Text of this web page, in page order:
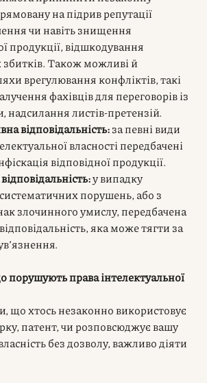
на підрив репутації
чи навіть знищення
продукції, відшкодування
збитків. Також можливі й
врегулювання конфліктів, такі
фахівців для переговорів із
листів-претензій.
відповідальність:за певні види
власності передбачені
відповідної продукції.
у випадку
порушень, або з
злочинного умислу, передбачена
яка може тягти за
права інтелектуальної
що хтось незаконно використовує
патент, чи розповсюджує вашу
без дозволу, важливо діяти